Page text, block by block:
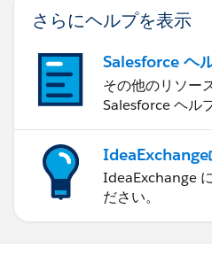
さらにヘルプを表示
Salesforce ヘ
その他のリソー
Salesforce ヘル
IdeaExchange
IdeaExchange
ださい。